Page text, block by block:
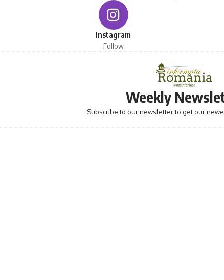
Instagram
Follow
Weekly
Subscribe to our newsletter to get our